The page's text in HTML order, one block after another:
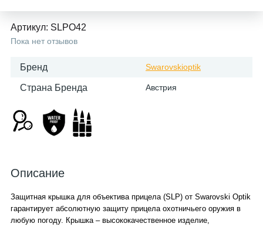
Артикул: SLPO42
Пока нет отзывов
Бренд Swarovskioptik
Страна Бренда Австрия
Описание
Защитная крышка для объектива прицела (SLP) от Swarovski Optik
гарантирует абсолютную защиту прицела охотничьего оружия в
любую погоду. Крышка – высококачественное изделие,